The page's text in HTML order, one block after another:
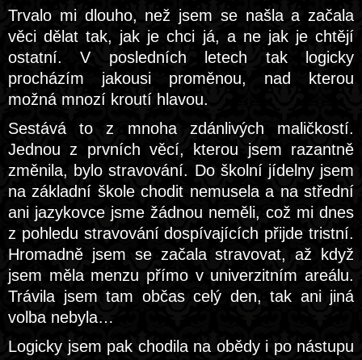
Trvalo mi dlouho, než jsem se našla a začala
věci dělat tak, jak je chci já, a ne jak je chtějí
ostatní. V posledních letech tak logicky
procházím jakousi proměnou, nad kterou
možná mnozí kroutí hlavou.
Sestává to z mnoha zdánlivých maličkostí.
Jednou z prvních věcí, kterou jsem razantně
změnila, bylo stravování. Do školní jídelny jsem
na základní škole chodit nemusela a na střední
ani jazykovce jsme žádnou neměli, což mi dnes
z pohledu stravování dospívajících přijde tristní.
Hromadně jsem se začala stravovat, až když
jsem měla menzu přímo v univerzitním areálu.
Trávila jsem tam občas celý den, tak ani jiná
volba nebyla…
Logicky jsem pak chodila na obědy i po nástupu